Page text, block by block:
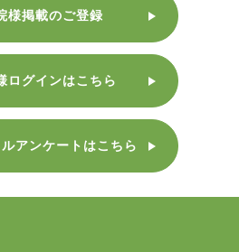
様掲載のご登録
ログインはこちら
アンケートはこちら